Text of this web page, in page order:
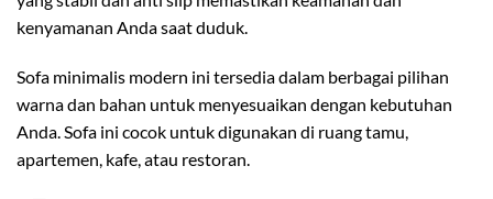
kenyamanan Anda saat duduk.
Sofa minimalis modern ini tersedia dalam berbagai pilihan
warna dan bahan untuk menyesuaikan dengan kebutuhan
Anda. Sofa ini cocok untuk digunakan di ruang tamu,
apartemen, kafe, atau restoran.